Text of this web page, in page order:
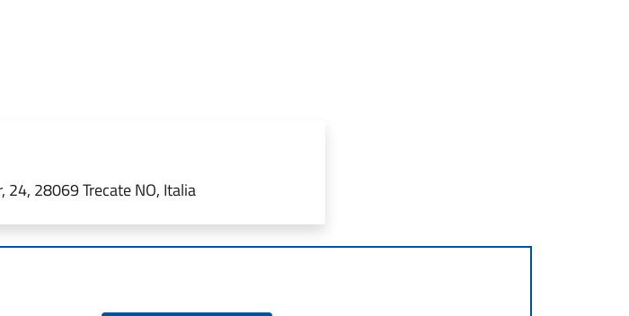
24, 28069 Trecate NO, Italia